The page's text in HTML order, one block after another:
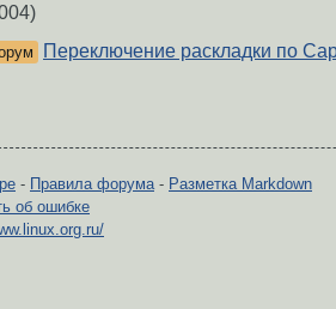
Переключение раскладки по
- Правила форума- Разметка Markdown
об ошибке